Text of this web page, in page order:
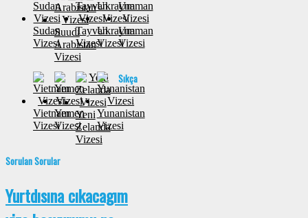
Sudan
Vizesi
Suudi
Arabistan
Vizesi
Tayvan
Vizesi
Ukrayna
Vizesi
Umman
Vizesi
Vietnam
Vizesi
Yemen
Vizesi
Yeni
Zelanda
Vizesi
Yunanistan
Vizesi
Sıkça
Sorulan Sorular
Yurtdısına cıkacagım